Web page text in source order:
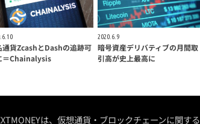
通貨ZcashとDashの追跡可
＝Chainalysis
2020.6.9
暗号資産デリバティブの月間取
引高が史上最高に
は、仮想通貨・ブロックチェーンに関する